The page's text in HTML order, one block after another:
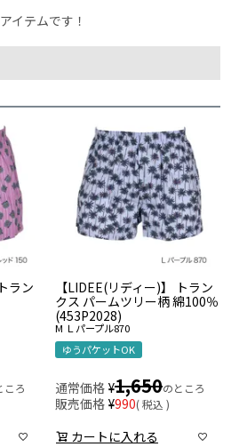
イテムです！
ラン
ころ
【LIDEE(リディー)】 トラン
クス パームツリー柄 綿100％
(453P2028)
M Ｌパープル870
ゆうパケットOK
通常価格 ¥1,650のところ
販売価格 ¥990 税込
カートに入れる